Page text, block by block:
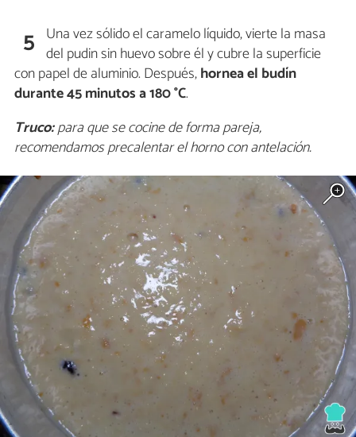
5 Una vez sólido el caramelo líquido, vierte la masa
del pudin sin huevo sobre él y cubre la superficie
con papel de aluminio. Después,hornea el budín
durante 45 minutos a 180 °C.
Truco:para que se cocine de forma pareja,
recomendamos precalentar el horno con antelación.